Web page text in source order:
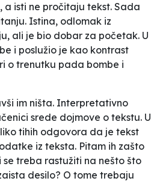
a isti ne pročitaju tekst. Sada
Istina, odlomak iz
ali je bio dobar za početak. U
i poslužio je kao kontrast
o trenutku pada bombe i
im ništa. Interpretativno
srede dojmove o tekstu. U
tihih odgovora da je tekst
iz teksta. Pitam ih zašto
treba rastužiti na nešto što
desilo? O tome trebaju